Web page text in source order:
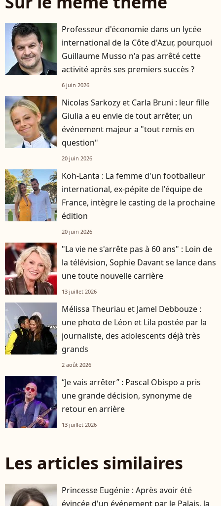
Professeur d'économie dans un lycée
international de la Côte d'Azur, pourquoi
Guillaume Musso n'a pas arrêté cette
activité après ses premiers succès ?
6 juin 2026
Nicolas Sarkozy et Carla Bruni : leur fille
Giulia a eu envie de tout arrêter, un
événement majeur a "tout remis en
question"
20 juin 2026
Koh-Lanta : La femme d'un footballeur
international, ex-pépite de l'équipe de
France, intègre le casting de la prochaine
édition
20 juin 2026
"La vie ne s'arrête pas à 60 ans" : Loin de
la télévision, Sophie Davant se lance dans
une toute nouvelle carrière
13 juillet 2026
Mélissa Theuriau et Jamel Debbouze :
une photo de Léon et Lila postée par la
journaliste, des adolescents déjà très
grands
2 août 2026
“Je vais arrêter” : Pascal Obispo a pris
une grande décision, synonyme de
retour en arrière
13 juillet 2026
Les articles similaires
Princesse Eugénie : Après avoir été
évincée d'un événement par le Palais, la